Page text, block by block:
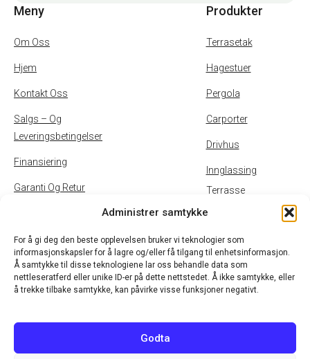
Administrer samtykke
For å gi deg den beste opplevelsen bruker vi teknologier som
informasjonskapsler for å lagre og/eller få tilgang til enhetsinformasjon.
Å samtykke til disse teknologiene lar oss behandle data som
nettleseratferd eller unike ID-er på dette nettstedet. Å ikke samtykke, eller
å trekke tilbake samtykke, kan påvirke visse funksjoner negativt.
Godta
Meny
Om Oss
Hjem
Kontakt Oss
Salgs – Og
Leveringsbetingelser
Finansiering
Garanti Og Retur
Personvernpolicy Og
Cookies
B2B
Produkter
Terrasetak
Hagestuer
Pergola
Carporter
Drivhus
Innglassing
Terrasse
Uteservering